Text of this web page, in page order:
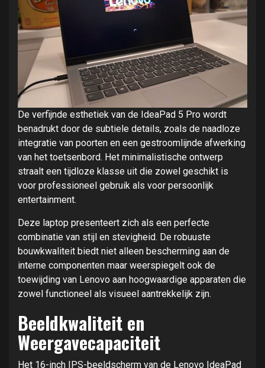
De verfijnde esthetiek van de IdeaPad 5 Pro wordt
benadrukt door de subtiele details, zoals de naadloze
integratie van poorten en een gestroomlijnde afwerking
van het toetsenbord. Het minimalistische ontwerp
straalt een tijdloze klasse uit die zowel geschikt is
voor professioneel gebruik als voor persoonlijk
entertainment.
Deze laptop presenteert zich als een perfecte
combinatie van stijl en stevigheid. De robuuste
bouwkwaliteit biedt niet alleen bescherming aan de
interne componenten maar weerspiegelt ook de
toewijding van Lenovo aan hoogwaardige apparaten die
zowel functioneel als visueel aantrekkelijk zijn.
Beeldkwaliteit en
Weergavecapaciteit
Het 16-inch IPS-beeldscherm van de Lenovo IdeaPad